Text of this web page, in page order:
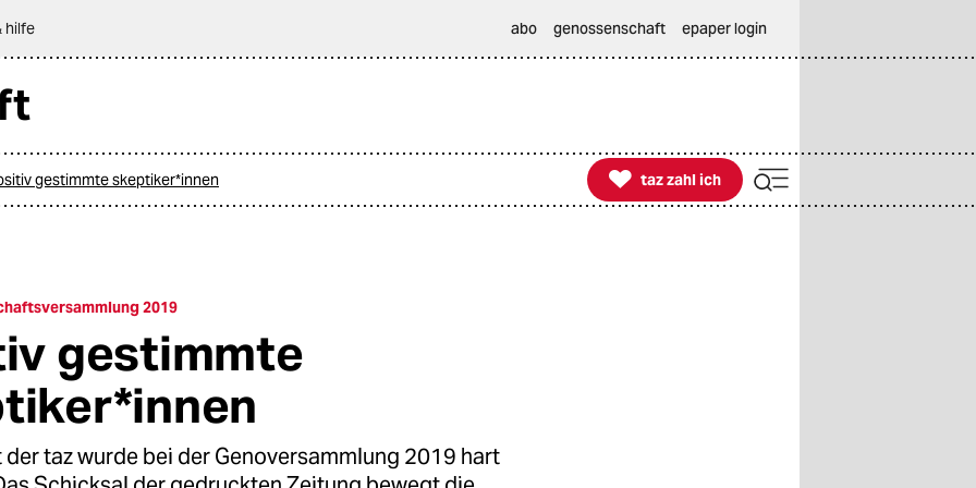
hilfe abo genossenschaft epaper login
gestimmte skeptiker*innen 
taz zahl ich
taz zahl ich
2019
gestimmte
der taz wurde bei der Genoversammlung 2019 hart